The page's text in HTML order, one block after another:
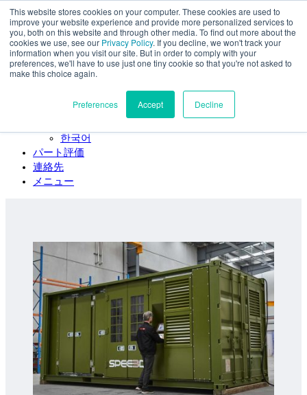
This website stores cookies on your computer. These cookies are used to
improve your website experience and provide more personalized services to
you, both on this website and through other media. To find out more about the
cookies we use, see our Privacy Policy. If you decline, we won't track your
information when you visit our site. But in order to comply with your
preferences, we'll have to use just one tiny cookie so that you're not asked to
make this choice again.
Preferences Accept Decline
本文へスキップ
SPEE3D
日本語
English
Español
Français
한국어
パート評価
連絡先
メニュー